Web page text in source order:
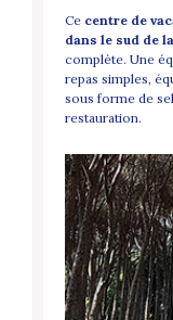
Ce centre de
dans le sud de
complète. Une
repas simples,
sous forme de
restauration.